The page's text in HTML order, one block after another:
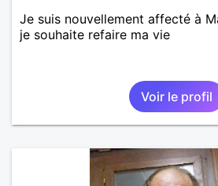
Je suis nouvellement affecté à
je souhaite refaire ma vie
Voir le profil